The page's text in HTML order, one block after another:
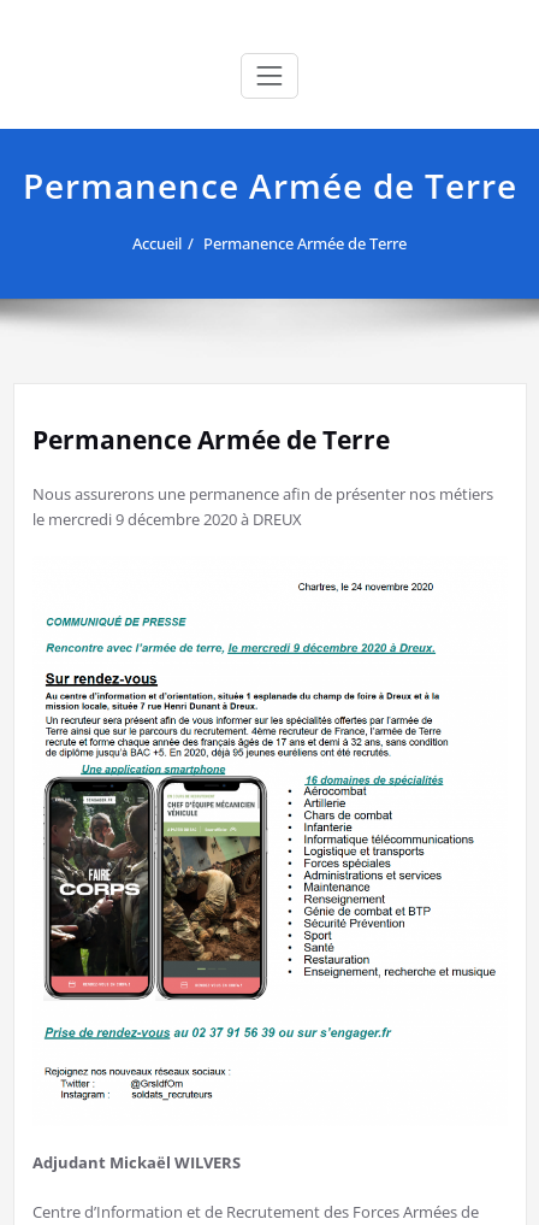
Permanence Armée de Terre
Accueil Permanence Armée de Terre
Permanence Armée de Terre
Nous assurerons une permanence afin de présenter nos métiers
le mercredi 9 décembre 2020 à DREUX
Adjudant Mickaël WILVERS
Centre d’Information et de Recrutement des Forces Armées de